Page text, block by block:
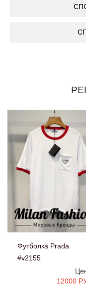
Футболка Prada
#v2155
12000